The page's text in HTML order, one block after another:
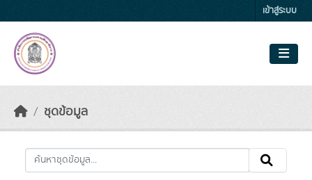
เข้าสู่ระบบ
ชุดข้อมูล